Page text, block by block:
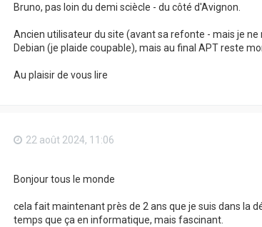
Bruno, pas loin du demi sciècle - du côté d'Avignon.
Ancien utilisateur du site (avant sa refonte - mais je
Debian (je plaide coupable), mais au final APT reste
Au plaisir de vous lire
22 août 2024, 11:06
Bonjour tous le monde
cela fait maintenant près de 2 ans que je suis dans la
temps que ça en informatique, mais fascinant.